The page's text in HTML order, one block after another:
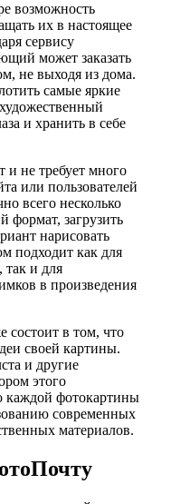
возможность
их в настоящее
сервису
может заказать
не выходя из дома.
самые яркие
и хранить в себе
и не требует много
или пользователей
всего несколько
формат, загрузить
нарисовать
подходит как для
так и для
в произведения
состоит в том, что
своей картины.
и другие
этого
каждой фотокартины
современных
материалов.